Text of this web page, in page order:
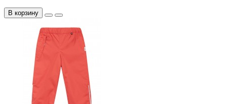
В корзину